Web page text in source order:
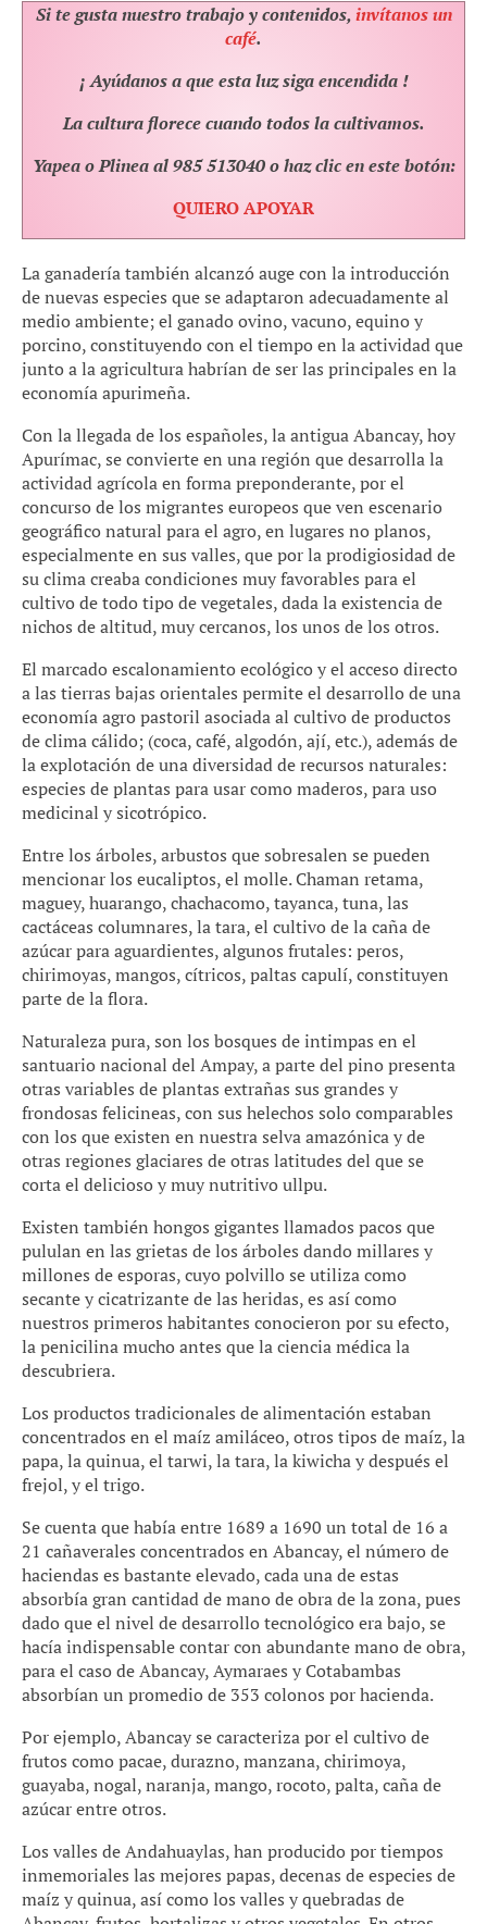
Si te gusta nuestro trabajo y contenidos,invítanos un
café.
¡ Ayúdanos a que esta luz siga encendida !
La cultura florece cuando todos la cultivamos.
Yapea o Plinea al 985 513040 o haz clic en este botón:
QUIERO APOYAR
La ganadería también alcanzó auge con la introducción
de nuevas especies que se adaptaron adecuadamente al
medio ambiente; el ganado ovino, vacuno, equino y
porcino, constituyendo con el tiempo en la actividad que
junto a la agricultura habrían de ser las principales en la
economía apurimeña.
Con la llegada de los españoles, la antigua Abancay, hoy
Apurímac, se convierte en una región que desarrolla la
actividad agrícola en forma preponderante, por el
concurso de los migrantes europeos que ven escenario
geográfico natural para el agro, en lugares no planos,
especialmente en sus valles, que por la prodigiosidad de
su clima creaba condiciones muy favorables para el
cultivo de todo tipo de vegetales, dada la existencia de
nichos de altitud, muy cercanos, los unos de los otros.
El marcado escalonamiento ecológico y el acceso directo
a las tierras bajas orientales permite el desarrollo de una
economía agro pastoril asociada al cultivo de productos
de clima cálido; (coca, café, algodón, ají, etc.), además de
la explotación de una diversidad de recursos naturales:
especies de plantas para usar como maderos, para uso
medicinal y sicotrópico.
Entre los árboles, arbustos que sobresalen se pueden
mencionar los eucaliptos, el molle. Chaman retama,
maguey, huarango, chachacomo, tayanca, tuna, las
cactáceas columnares, la tara, el cultivo de la caña de
azúcar para aguardientes, algunos frutales: peros,
chirimoyas, mangos, cítricos, paltas capulí, constituyen
parte de la flora.
Naturaleza pura, son los bosques de intimpas en el
santuario nacional del Ampay, a parte del pino presenta
otras variables de plantas extrañas sus grandes y
frondosas felicineas, con sus helechos solo comparables
con los que existen en nuestra selva amazónica y de
otras regiones glaciares de otras latitudes del que se
corta el delicioso y muy nutritivo ullpu.
Existen también hongos gigantes llamados pacos que
pululan en las grietas de los árboles dando millares y
millones de esporas, cuyo polvillo se utiliza como
secante y cicatrizante de las heridas, es así como
nuestros primeros habitantes conocieron por su efecto,
la penicilina mucho antes que la ciencia médica la
descubriera.
Los productos tradicionales de alimentación estaban
concentrados en el maíz amiláceo, otros tipos de maíz, la
papa, la quinua, el tarwi, la tara, la kiwicha y después el
frejol, y el trigo.
Se cuenta que había entre 1689 a 1690 un total de 16 a
21 cañaverales concentrados en Abancay, el número de
haciendas es bastante elevado, cada una de estas
absorbía gran cantidad de mano de obra de la zona, pues
dado que el nivel de desarrollo tecnológico era bajo, se
hacía indispensable contar con abundante mano de obra,
para el caso de Abancay, Aymaraes y Cotabambas
absorbían un promedio de 353 colonos por hacienda.
Por ejemplo, Abancay se caracteriza por el cultivo de
frutos como pacae, durazno, manzana, chirimoya,
guayaba, nogal, naranja, mango, rocoto, palta, caña de
azúcar entre otros.
Los valles de Andahuaylas, han producido por tiempos
inmemoriales las mejores papas, decenas de especies de
maíz y quinua, así como los valles y quebradas de